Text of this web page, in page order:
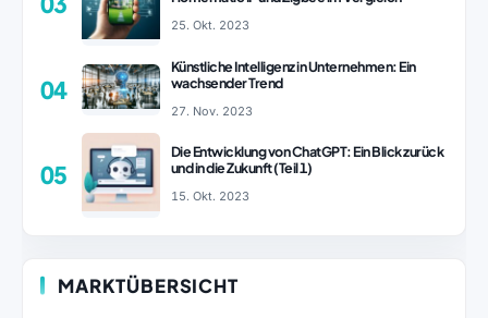
25. Okt. 2023
04
Künstliche Intelligenz in Unternehmen: Ein
wachsender Trend
27. Nov. 2023
05
Die Entwicklung von ChatGPT: Ein Blick zurück
und in die Zukunft (Teil 1)
15. Okt. 2023
MARKTÜBERSICHT